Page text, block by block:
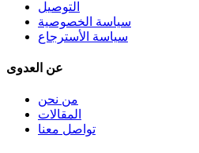
التوصيل
سياسة الخصوصية
سياسة الأسترجاع
عن العدوى
من نحن
المقالات
تواصل معنا